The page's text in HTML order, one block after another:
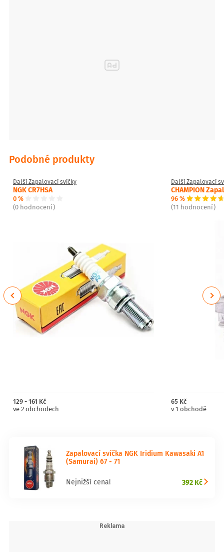
Podobné produkty
Další Zapalovací svíčky
NGK CR7HSA
0 %
(0 hodnocení)
129 - 161 Kč
ve 2 obchodech
Další Zapalovací
CHAMPION
96 %
(11 hodnocení)
65 Kč
v 1 obchodě
Previous Next
Zapalovací svíčka NGK Iridium Kawasaki A1
(Samurai) 67 - 71
Nejnižší cena! 392 Kč